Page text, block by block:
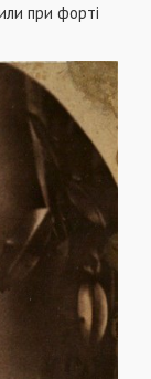
при форті